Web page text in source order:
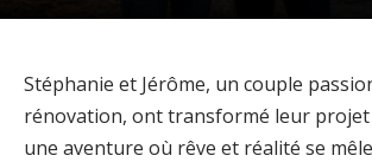
Stéphanie et Jérôme, un couple
rénovation, ont transformé leur
une aventure où rêve et réalité se